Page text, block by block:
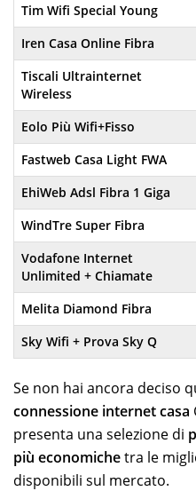
Tim Wifi Special Young
Iren Casa Online Fibra
Tiscali Ultrainternet
Wireless
Eolo Più Wifi+Fisso
Fastweb Casa Light FWA
EhiWeb Adsl Fibra 1 Giga
WindTre Super Fibra
Vodafone Internet
Unlimited + Chiamate
Melita Diamond Fibra
Sky Wifi + Prova Sky Q
Se non hai ancora deciso
connessione internet casa
presenta una selezione di
più economichetra le
disponibili sul mercato.